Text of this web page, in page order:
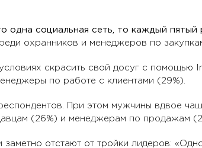
одна социальная сеть, то каждый
охранников и менеджеров по
скрасить свой досуг с
по работе с клиентами (29%).
При этом мужчины вдвое
(26%) и менеджерам по продажам
заметно отстают от тройки лидеров: